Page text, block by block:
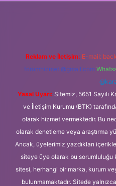
Reklam ve İletişim: E-mail:
forumhizmeti@gmail.com
Yasal Uyarı: Sitemiz, 5651 Sayılı
ve İletişim Kurumu (BTK)
olarak hizmet vermektedir. Bu
olarak denetleme veya araştırma
Ancak, üyelerimiz yazdıkları
siteye üye olarak bu sorumluluğu
sitesi, herhangi bir marka, kurum
bulunmamaktadır. Sitede